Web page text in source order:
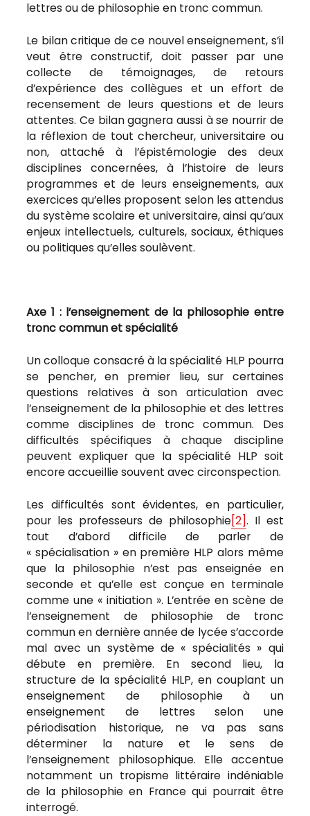
lettres ou de philosophie en tronc commun.
Le bilan critique de ce nouvel enseignement, s’il
veut être constructif, doit passer par une
collecte de témoignages, de retours
d’expérience des collègues et un effort de
recensement de leurs questions et de leurs
attentes. Ce bilan gagnera aussi à se nourrir de
la réflexion de tout chercheur, universitaire ou
non, attaché à l’épistémologie des deux
disciplines concernées, à l’histoire de leurs
programmes et de leurs enseignements, aux
exercices qu’elles proposent selon les attendus
du système scolaire et universitaire, ainsi qu’aux
enjeux intellectuels, culturels, sociaux, éthiques
ou politiques qu’elles soulèvent.
Axe 1 : l’enseignement de la philosophie entre
tronc commun et spécialité
Un colloque consacré à la spécialité HLP pourra
se pencher, en premier lieu, sur certaines
questions relatives à son articulation avec
l’enseignement de la philosophie et des lettres
comme disciplines de tronc commun. Des
difficultés spécifiques à chaque discipline
peuvent expliquer que la spécialité HLP soit
encore accueillie souvent avec circonspection.
Les difficultés sont évidentes, en particulier,
pour les professeurs de philosophie[2]. Il est
tout d’abord difficile de parler de
« spécialisation » en première HLP alors même
que la philosophie n’est pas enseignée en
seconde et qu’elle est conçue en terminale
comme une « initiation ». L’entrée en scène de
l’enseignement de philosophie de tronc
commun en dernière année de lycée s’accorde
mal avec un système de « spécialités » qui
débute en première. En second lieu, la
structure de la spécialité HLP, en couplant un
enseignement de philosophie à un
enseignement de lettres selon une
périodisation historique, ne va pas sans
déterminer la nature et le sens de
l’enseignement philosophique. Elle accentue
notamment un tropisme littéraire indéniable
de la philosophie en France qui pourrait être
interrogé.